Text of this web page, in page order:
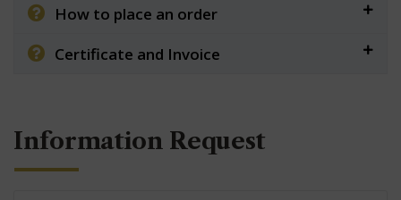
How to place an order
Certificate and Invoice
Information Request